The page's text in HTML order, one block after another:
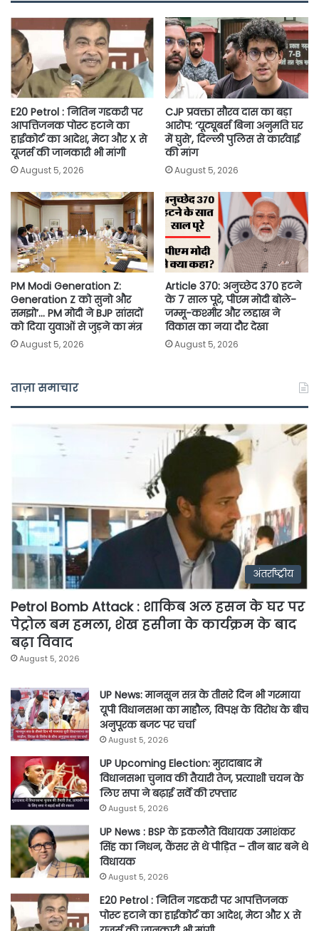
o
k
e
r
A
p
p
i
n
k
E20 Petrol : नितिन गडकरी पर
आपत्तिजनक पोस्ट हटाने का
हाईकोर्ट का आदेश, मेटा और X से
यूजर्स की जानकारी भी मांगी
August 5, 2026
CJP प्रवक्ता सौरव दास का बड़ा
आरोप: ‘यूट्यूबर्स बिना अनुमति घर
में घुसे’, दिल्ली पुलिस से कार्रवाई
की मांग
August 5, 2026
PM Modi Generation Z:
Generation Z को सुनो और
समझो’… PM मोदी ने BJP सांसदों
को दिया युवाओं से जुड़ने का मंत्र
August 5, 2026
Article 370: अनुच्छेद 370 हटने
के 7 साल पूरे, पीएम मोदी बोले-
जम्मू-कश्मीर और लद्दाख ने
विकास का नया दौर देखा
August 5, 2026
ताज़ा समाचार
अंतर्राष्ट्रीय
Petrol Bomb Attack : शाकिब अल हसन के घर पर
पेट्रोल बम हमला, शेख हसीना के कार्यक्रम के बाद
बढ़ा विवाद
August 5, 2026
UP News: मानसून सत्र के तीसरे दिन भी गरमाया
यूपी विधानसभा का माहौल, विपक्ष के विरोध के बीच
अनुपूरक बजट पर चर्चा
August 5, 2026
UP Upcoming Election: मुरादाबाद में
विधानसभा चुनाव की तैयारी तेज, प्रत्याशी चयन के
लिए सपा ने बढ़ाई सर्वे की रफ्तार
August 5, 2026
UP News : BSP के इकलौते विधायक उमाशंकर
सिंह का निधन, कैंसर से थे पीड़ित – तीन बार बने थे
विधायक
August 5, 2026
E20 Petrol : नितिन गडकरी पर आपत्तिजनक
पोस्ट हटाने का हाईकोर्ट का आदेश, मेटा और X से